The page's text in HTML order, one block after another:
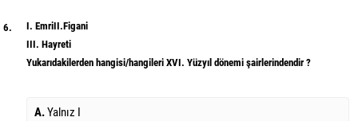
6.
I. EmriII.Figani
III. Hayreti
Yukarıdakilerden hangisi/hangileri XVI. Yüzyıl dönemi şairlerindendir ?
A.Yalnız I